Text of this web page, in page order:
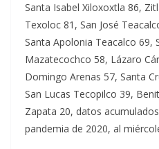
Santa Isabel Xiloxoxtla 86,
Texoloc 81, San José
Santa Apolonia Teacalco 69,
Mazatecochco 58, Lázaro
Domingo Arenas 57, Santa
San Lucas Tecopilco 39,
Zapata 20, datos
pandemia de 2020, al